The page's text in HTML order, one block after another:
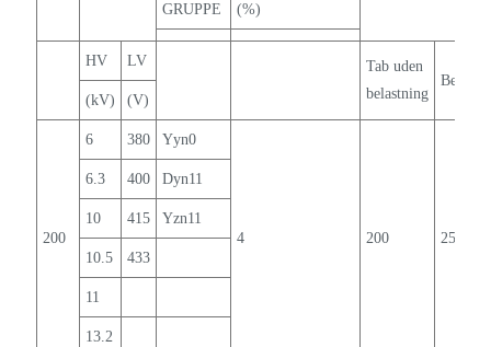
GRUPPE (%)
HV LV
Tab uden
belastning
(kV)
(V)
200
6 380 Yyn0
4 200 2530
6.3 400 Dyn11
10 415 Yzn11
10.5 433
11
13.2